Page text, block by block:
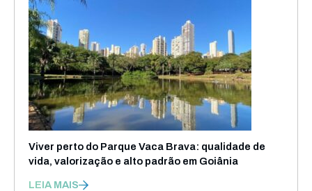
Viver perto do Parque Vaca Brava: qualidade de
vida, valorização e alto padrão em Goiânia
LEIA MAIS